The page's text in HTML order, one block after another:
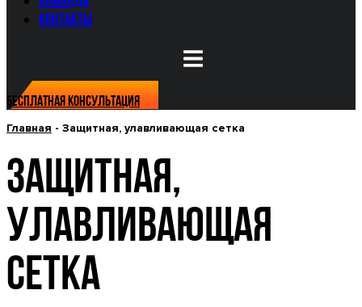
Контакты
Бесплатная консультация
Главная - Защитная, улавливающая сетка
ЗАЩИТНАЯ,
УЛАВЛИВАЮЩАЯ
СЕТКА